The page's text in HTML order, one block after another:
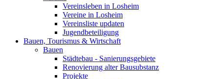
Vereinsleben in Losheim
Vereine in Losheim
Vereinsliste updaten
Jugendbeteiligung
Bauen, Tourismus & Wirtschaft
Bauen
Städtebau - Sanierungsgebiete
Renovierung alter Bausubstanz
Projekte